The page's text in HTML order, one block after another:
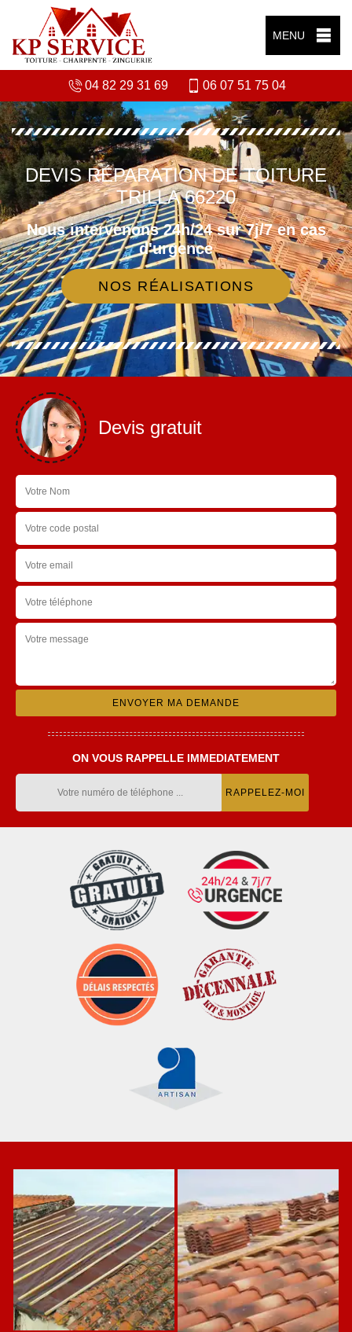
MENU
04 82 29 31 69 06 07 51 75 04
DEVIS RÉPARATION DE TOITURE
TRILLA 66220
Nous intervenons 24h/24 sur 7j/7 en cas
d'urgence
NOS RÉALISATIONS
Devis gratuit
ON VOUS RAPPELLE IMMEDIATEMENT